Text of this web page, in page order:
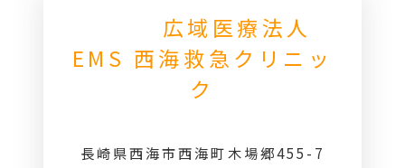
広域医療法人
EMS 西海救急クリニッ
ク
長崎県西海市西海町木場郷455-7